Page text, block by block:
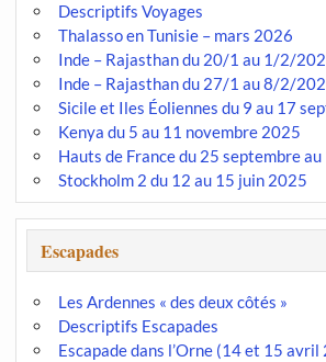
Descriptifs Voyages
Thalasso en Tunisie – mars 2026
Inde – Rajasthan du 20/1 au 1/2/
Inde – Rajasthan du 27/1 au 8/2/
Sicile et Iles Éoliennes du 9 au 17
Kenya du 5 au 11 novembre 2025
Hauts de France du 25 septembre
Stockholm 2 du 12 au 15 juin 2025
Escapades
Les Ardennes « des deux côtés »
Descriptifs Escapades
Escapade dans l’Orne (14 et 15 avril